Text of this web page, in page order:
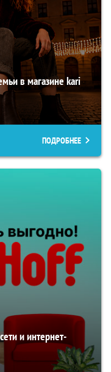
в магазине kari
ПОДРОБНЕЕ
и интернет-